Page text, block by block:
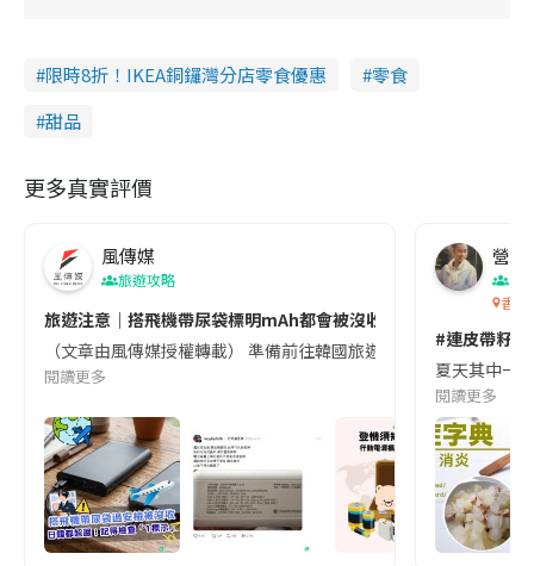
限時8折！IKEA銅鑼灣分店零食優惠
零食
甜品
更多真實評價
風傳媒
旅遊攻略
旅遊注意｜搭飛機帶尿袋標明mAh都會被沒收😱出發前切記檢查
（文章由風傳媒授權轉載） 準備前往韓國旅遊的民眾，近期要
閱讀更多
營養
香港
#連皮帶籽
夏天其中一
閱讀更多